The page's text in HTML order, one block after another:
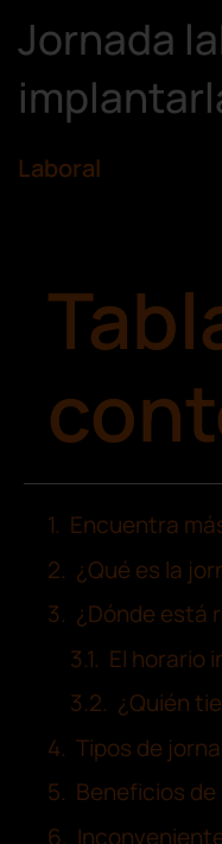
Jornada
Laboral
Encuentra
¿Qué es la
¿Dónde está
El horario
¿Quién
Tipos de
Beneficios